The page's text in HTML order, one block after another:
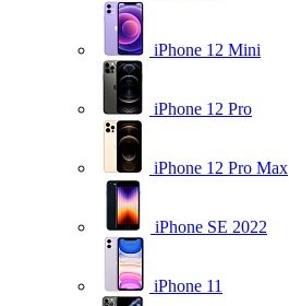
iPhone 12 Mini
iPhone 12 Pro
iPhone 12 Pro Max
iPhone SE 2022
iPhone 11